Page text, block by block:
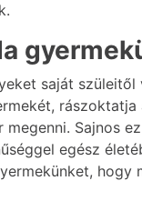
saját
Sajnos
egész